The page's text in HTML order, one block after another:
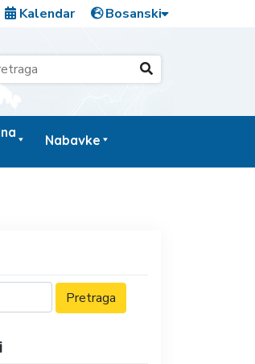
Kalendar
Nabavke